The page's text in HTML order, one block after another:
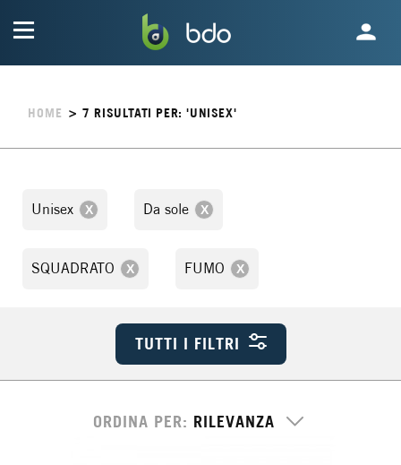
HOME > 7RISULTATI PER: 'UNISEX'
Unisex Da sole
SQUADRATO FUMO
TUTTI I FILTRI
ORDINA PER